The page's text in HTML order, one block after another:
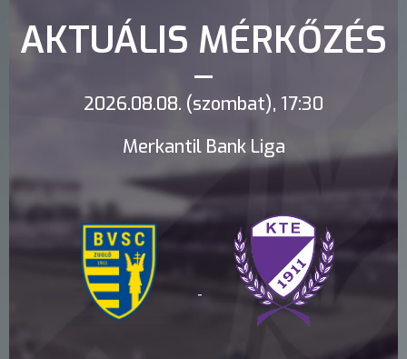
AKTUÁLIS MÉRKŐZÉS
2026.08.08. (szombat), 17:30
Merkantil Bank Liga
-